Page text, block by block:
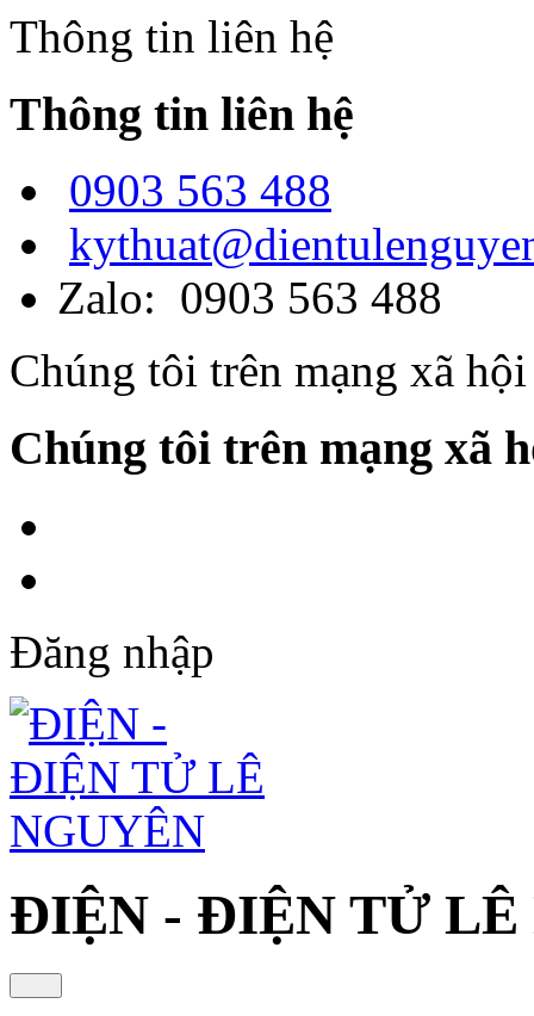
Thông tin liên hệ
Thông tin liên hệ
0903 563 488
Zalo: 0903 563 488
Chúng tôi trên mạng xã hội
Chúng tôi trên mạng xã
Đăng nhập
ĐIỆN - ĐIỆN TỬ LÊ